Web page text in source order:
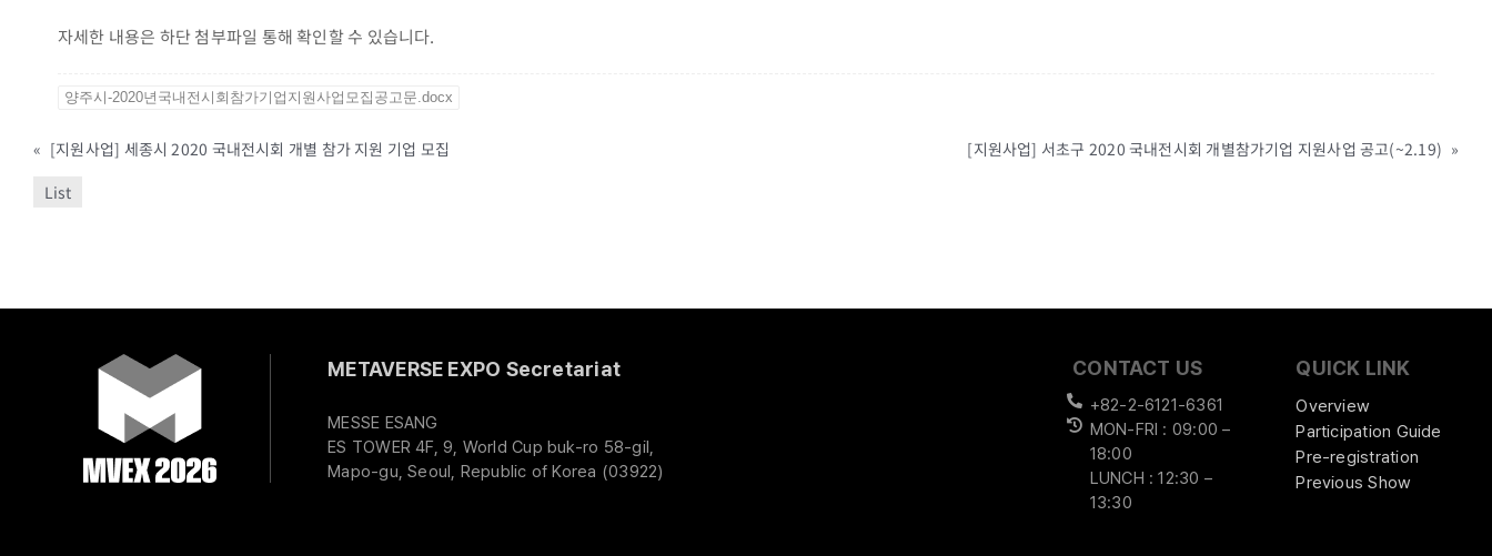
자세한 내용은 하단 첨부파일 통해 확인할 수 있습니다.
양주시-2020년국내전시회참가기업지원사업모집공고문.docx
« [지원사업] 세종시 2020 국내전시회 개별 참가 지원 기업 모집 [지원사업] 서초구 2020 국내전시회 개별참가기업 지원사업 공고(~2.19) »
List
METAVERSE EXPO Secretariat
MESSE ESANG
ES TOWER 4F, 9, World Cup buk-ro 58-gil,
Mapo-gu, Seoul, Republic of Korea (03922)
CONTACT US
+82-2-6121-6361
MON-FRI : 09:00 –
18:00
LUNCH : 12:30 –
13:30
QUICK LINK
Overview
Participation Guide
Pre-registration
Previous Show